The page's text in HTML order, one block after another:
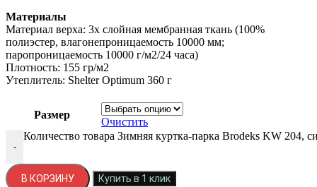
Материалы
Материал верха: 3х слойная мембранная ткань (100%
полиэстер, влагонепроницаемость 10000 мм;
паропроницаемость 10000 г/м2/24 часа)
Плотность: 155 гр/м2
Утеплитель: Shelter Optimum 360 г
Размер
Очистить
-
Количество товара Зимняя куртка-парка Brodeks KW 204,
В КОРЗИНУ Купить в 1 клик